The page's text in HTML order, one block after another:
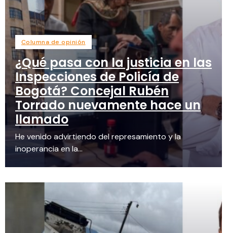
Columna de opinión
¿Qué pasa con la justicia en las
Inspecciones de Policía de
Bogotá? Concejal Rubén
Torrado nuevamente hace un
llamado
He venido advirtiendo del represamiento y la
inoperancia en la...